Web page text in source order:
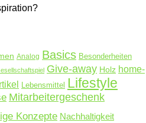
Analog Basics Besonderheiten
Give-away Holz home-
Lebensmittel Lifestyle
Mitarbeitergeschenk
Konzepte Nachhaltigkeit